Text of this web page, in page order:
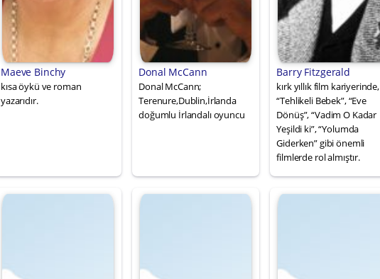
Maeve Binchy
kısa öykü ve roman
yazarıdır.
Donal McCann
Donal McCann;
Terenure,Dublin,İrlanda
doğumlu İrlandalı oyuncu
Barry Fitzgerald
kırk yıllık film kariyerinde,
“Tehlikeli Bebek”, “Eve
Dönüş”, “Vadim O Kadar
Yeşildi ki”, “Yolumda
Giderken” gibi önemli
filmlerde rol almıştır.